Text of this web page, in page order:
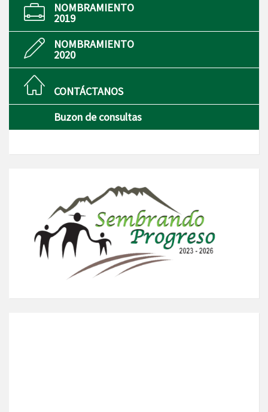
NOMBRAMIENTO
2019
NOMBRAMIENTO
2020
CONTÁCTANOS
Buzon de consultas